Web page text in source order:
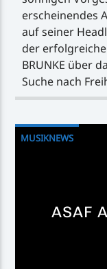
erscheinendes
auf seiner
der
BRUNKE über
Suche nach
MUSIKNEWS
ASAF